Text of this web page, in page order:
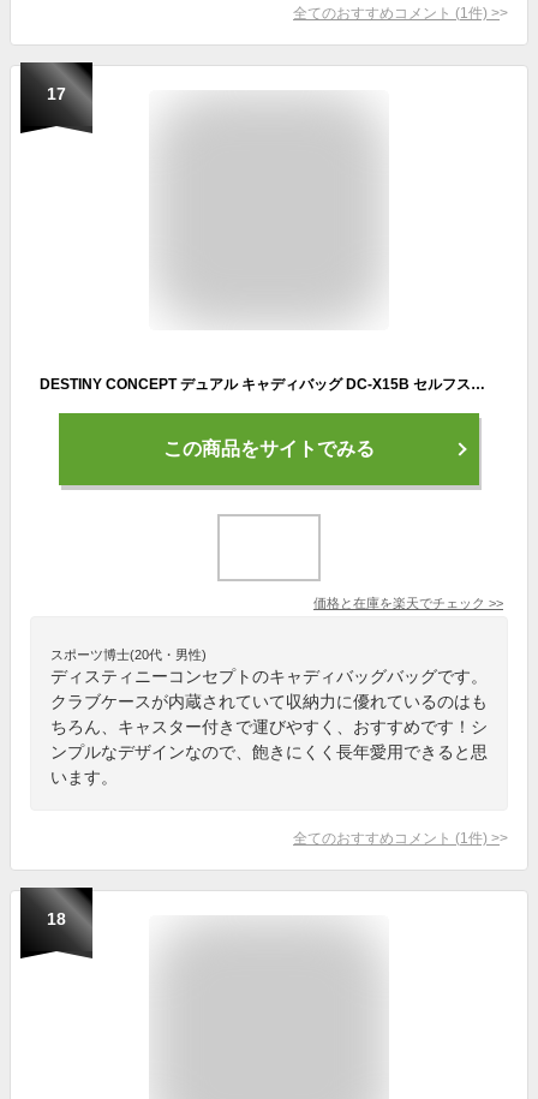
全てのおすすめコメント (1 件) >
17
DESTINY CONCEPT デュアル キャディバッグ DC-X15B セルフスタンド クラブケース内蔵 キャスター付き【ディスティニーコンセプト】
この商品をサイトでみる
価格と在庫を楽天でチェック >>
スポーツ博士(20代・男性)
ディスティニーコンセプトのキャディバッグバッグです。
クラブケースが内蔵されていて収納力に優れているのはも
ちろん、キャスター付きで運びやすく、おすすめです！シ
ンプルなデザインなので、飽きにくく長年愛用できると思
います。
全てのおすすめコメント (1 件) >
18